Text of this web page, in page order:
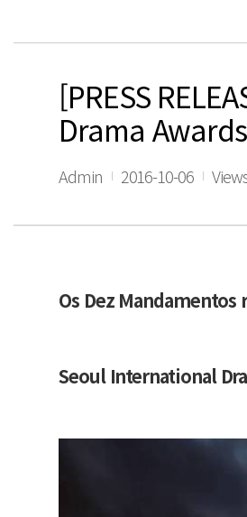
[PRESS
Drama
Admin 2016-10-06
Os Dez
Seoul International